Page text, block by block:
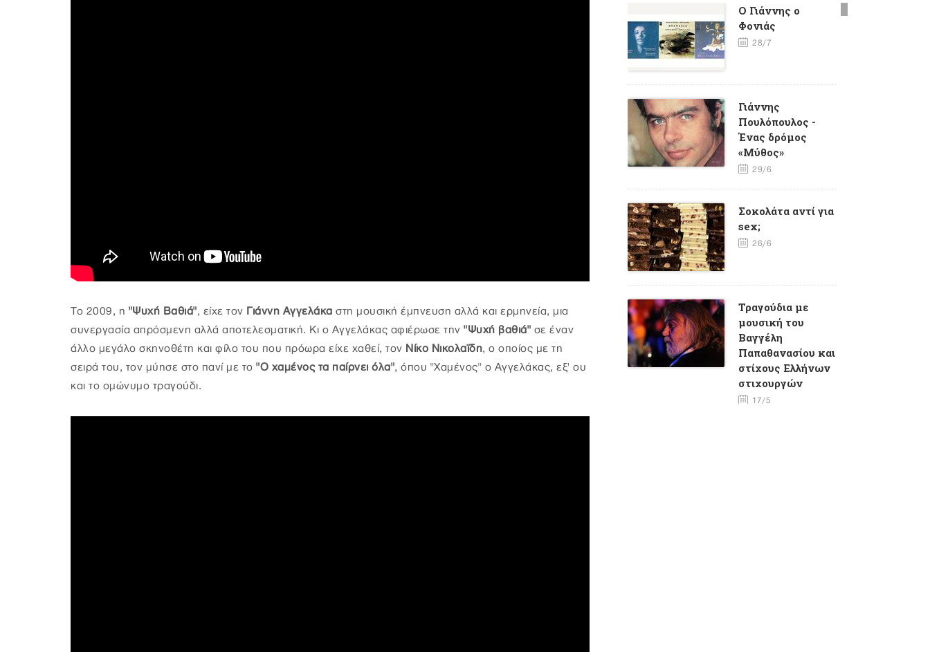
Το 2009, η "Ψυχή Βαθιά", είχε τον Γιάννη Αγγελάκα στη μουσική έμπνευση αλλά και ερμηνεία, μια
συνεργασία απρόσμενη αλλά αποτελεσματική. Κι ο Αγγελάκας αφιέρωσε την "Ψυχή βαθιά" σε έναν
άλλο μεγάλο σκηνοθέτη και φίλο του που πρόωρα είχε χαθεί, τον Νίκο Νικολαϊδη, ο οποίος με τη
σειρά του, τον μύησε στο πανί με το "Ο χαμένος τα παίρνει όλα", όπου "Χαμένος" ο Αγγελάκας, εξ' ου
και το ομώνυμο τραγούδι.
Ο Γιάννης ο
Φονιάς
28/7
Γιάννης
Πουλόπουλος -
Ένας δρόμος
«Μύθος»
29/6
Σοκολάτα αντί για
sex;
26/6
Τραγούδια με
μουσική του
Βαγγέλη
Παπαθανασίου και
στίχους Eλλήνων
στιχουργών
17/5